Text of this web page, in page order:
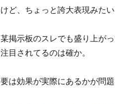
けど、ちょっと誇大表現みた
某掲示板のスレでも盛り上が
注目されてるのは確か。
要は効果が実際にあるかが問